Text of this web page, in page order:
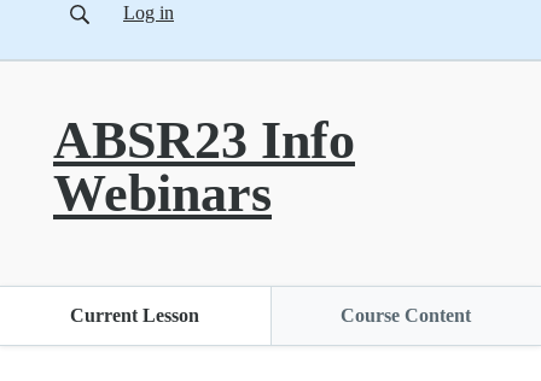
Log in
ABSR23 Info
Webinars
Current Lesson Course Content